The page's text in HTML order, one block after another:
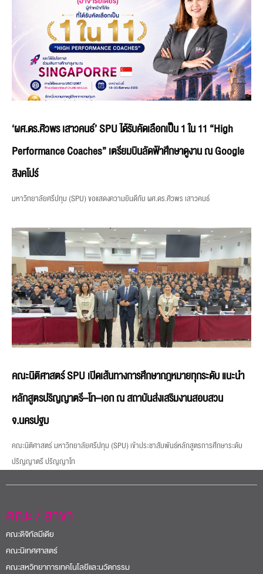
‘ผศ.ดร.ศิวพร เสาวคนธ์’ SPU ได้รับคัดเลือกเป็น 1 ใน 11 “High
Performance Coaches” เตรียมบินลัดฟ้าศึกษาดูงาน ณ Google
สิงคโปร์
มหาวิทยาลัยศรีปทุม (SPU) ขอแสดงความยินดีกับ ผศ.ดร.ศิวพร เสาวคนธ์
คณะนิติศาสตร์ SPU เปิดเส้นทางการศึกษากฎหมายทุกระดับ แนะนำ
หลักสูตรปริญญาตรี–โท–เอก ณ สถาบันส่งเสริมงานสอบสวน
จ.นครปฐม
คณะนิติศาสตร์ มหาวิทยาลัยศรีปทุม (SPU) เข้าประชาสัมพันธ์หลักสูตรการศึกษาระดับ
ปริญญาตรี ปริญญาโท
คณะ / สาขา
คณะดิจิทัลมีเดีย
คณะนิเทศศาสตร์
คณะสหวิทยาการเทคโนโลยีและนวัตกรรม